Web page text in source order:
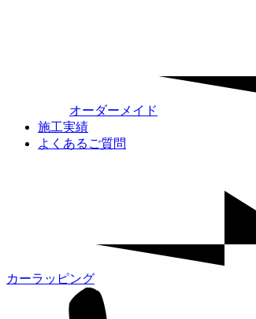
オーダーメイド
施工実績
よくあるご質問
カーラッピング